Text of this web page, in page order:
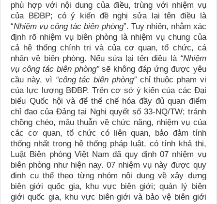
phù hợp với nội dung của điều, trùng với nhiệm vụ
của BĐBP; có ý kiến đề nghị sửa lại tên điều là
“Nhiệm vụ công tác biên phòng”. Tuy nhiên, nhằm xác
định rõ nhiệm vụ biên phòng là nhiệm vụ chung của
cả hệ thống chính trị và của cơ quan, tổ chức, cá
nhân về biên phòng. Nếu sửa lại tên điều là “Nhiệm
vụ công tác biên phòng”sẽ không đáp ứng được yêu
cầu này, vì “công tác biên phòng”chỉ thuộc phạm vi
của lực lượng BĐBP. Trên cơ sở ý kiến của các Đại
biểu Quốc hội và để thể chế hóa đầy đủ quan điểm
chỉ đạo của Đảng tại Nghị quyết số 33-NQ/TW; tránh
chồng chéo, mâu thuẫn về chức năng, nhiệm vụ của
các cơ quan, tổ chức có liên quan, bảo đảm tính
thống nhất trong hệ thống pháp luật, có tính khả thi,
Luật Biên phòng Việt Nam đã quy định 07 nhiệm vụ
biên phòng như hiện nay. 07 nhiệm vụ này được quy
định cụ thể theo từng nhóm nội dung về xây dựng
biên giới quốc gia, khu vực biên giới; quản lý biên
giới quốc gia, khu vực biên giới và bảo vệ biên giới